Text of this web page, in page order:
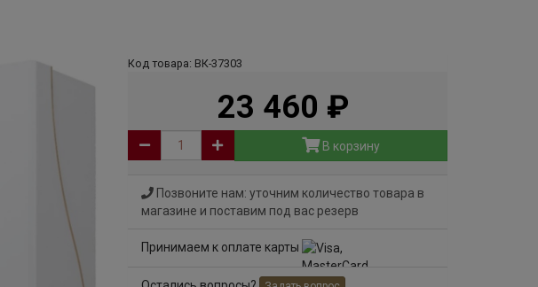
Код товара: ВК-37303
23 460
В корзину
Позвоните нам: уточним количество товара в
магазине и поставим под вас резерв
Принимаем к оплате карты